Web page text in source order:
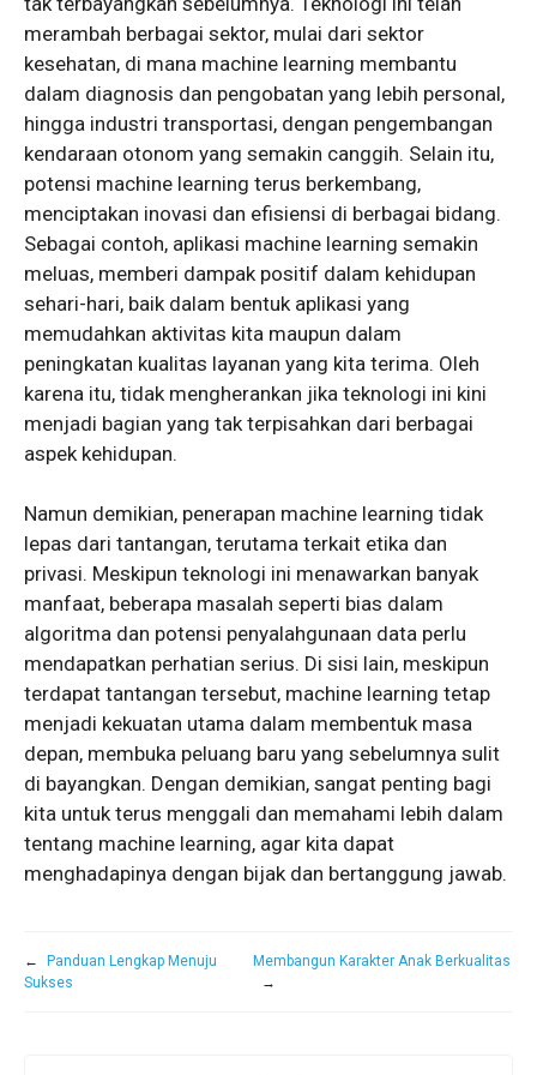
merambah berbagai sektor, mulai dari sektor
kesehatan, di mana machine learning membantu
dalam diagnosis dan pengobatan yang lebih personal,
hingga industri transportasi, dengan pengembangan
kendaraan otonom yang semakin canggih. Selain itu,
potensi machine learning terus berkembang,
menciptakan inovasi dan efisiensi di berbagai bidang.
Sebagai contoh, aplikasi machine learning semakin
meluas, memberi dampak positif dalam kehidupan
sehari-hari, baik dalam bentuk aplikasi yang
memudahkan aktivitas kita maupun dalam
peningkatan kualitas layanan yang kita terima. Oleh
karena itu, tidak mengherankan jika teknologi ini kini
menjadi bagian yang tak terpisahkan dari berbagai
aspek kehidupan.
Namun demikian, penerapan machine learning tidak
lepas dari tantangan, terutama terkait etika dan
privasi. Meskipun teknologi ini menawarkan banyak
manfaat, beberapa masalah seperti bias dalam
algoritma dan potensi penyalahgunaan data perlu
mendapatkan perhatian serius. Di sisi lain, meskipun
terdapat tantangan tersebut, machine learning tetap
menjadi kekuatan utama dalam membentuk masa
depan, membuka peluang baru yang sebelumnya sulit
di bayangkan. Dengan demikian, sangat penting bagi
kita untuk terus menggali dan memahami lebih dalam
tentang machine learning, agar kita dapat
menghadapinya dengan bijak dan bertanggung jawab.
←
Panduan Lengkap Menuju
Sukses
Membangun Karakter Anak Berkualitas
→